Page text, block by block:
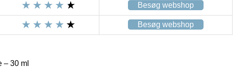
Besøg webshop
Besøg webshop
– 30 ml